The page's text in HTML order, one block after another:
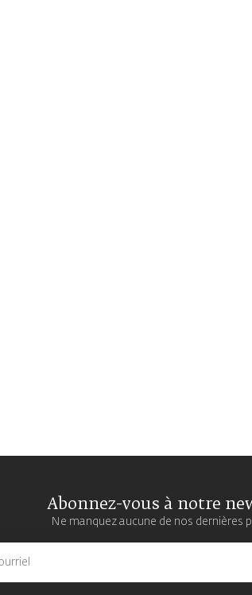
Abonnez-vous à notre
Ne manquez aucune de nos dernières